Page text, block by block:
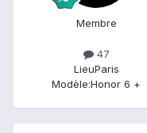
Membre
47
LieuParis
Modèle:Honor 6 +